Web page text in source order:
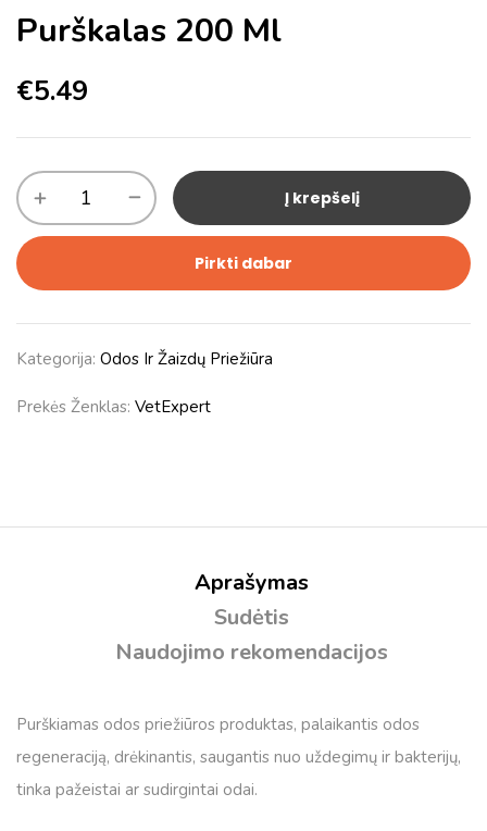
Purškalas 200 Ml
€5.49
Į krepšelį
Pirkti dabar
Kategorija: Odos Ir Žaizdų Priežiūra
Prekės Ženklas: VetExpert
Aprašymas
Sudėtis
Naudojimo rekomendacijos
Purškiamas odos priežiūros produktas, palaikantis odos
regeneraciją, drėkinantis, saugantis nuo uždegimų ir bakterijų,
tinka pažeistai ar sudirgintai odai.